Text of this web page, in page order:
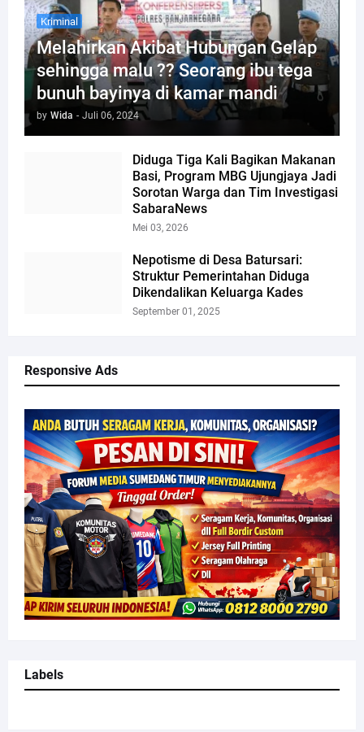
Kriminal
Melahirkan Akibat Hubungan Gelap
sehingga malu ?? Seorang ibu tega
bunuh bayinya di kamar mandi
by Wida - Juli 06, 2024
Diduga Tiga Kali Bagikan Makanan
Basi, Program MBG Ujungjaya Jadi
Sorotan Warga dan Tim Investigasi
SabaraNews
Mei 03, 2026
Nepotisme di Desa Batursari:
Struktur Pemerintahan Diduga
Dikendalikan Keluarga Kades
September 01, 2025
Responsive Ads
Labels